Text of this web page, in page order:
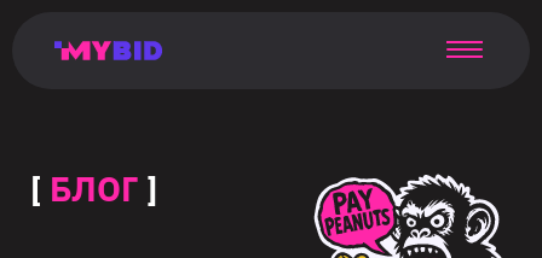
таргетинг
страница
targeting
monetization
[ БЛОГ ]